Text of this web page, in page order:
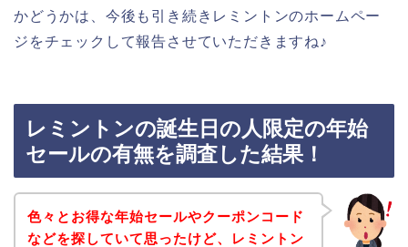
かどうかは、今後も引き続きレミントンのホームペー
ジをチェックして報告させていただきますね♪
レミントンの誕生日の人限定の年始
セールの有無を調査した結果！
色々とお得な年始セールやクーポンコード
などを探していて思ったけど、レミントン